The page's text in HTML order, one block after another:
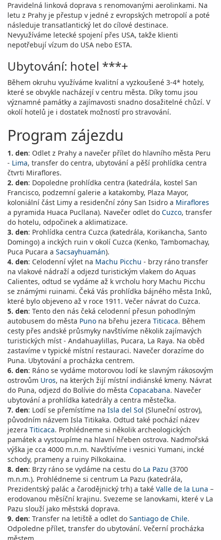
Pravidelná linková doprava s renomovanými aerolinkami. Na
letu z Prahy je přestup v jedné z evropských metropolí a poté
následuje transatlantický let do cílové destinace.
Nevyužíváme letecké spojení přes USA, takže klienti
nepotřebují vízum do USA nebo ESTA.
Ubytování: hotel ***+
Během okruhu využíváme kvalitní a vyzkoušené 3-4* hotely,
které se obvykle nacházejí v centru města. Díky tomu jsou
významné památky a zajímavosti snadno dosažitelné chůzí. V
okolí hotelů je i dostatek možností pro stravování.
Program zájezdu
1. den: Odlet z Prahy a navečer přílet do hlavního města Peru
- Lima, transfer do centra, ubytování a pěší prohlídka centra
čtvrti Miraflores.
2. den: Dopoledne prohlídka centra (katedrála, kostel San
Francisco, podzemní galerie a katakomby, Plaza Mayor,
koloniální část Limy a residenční zóny San Isidro a Miraflores
a pyramida Huaca Pucllana). Navečer odlet do Cuzco, transfer
do hotelu, odpočinek a aklimatizace.
3. den: Prohlídka centra Cuzca (katedrála, Korikancha, Santo
Domingo) a inckých ruin v okolí Cuzca (Kenko, Tambomachay,
Puca Pucara a Sacsayhuamán).
4. den: Celodenní výlet na Machu Picchu - brzy ráno transfer
na vlakové nádraží a odjezd turistickým vlakem do Aquas
Calientes, odtud se vydáme až k vrcholu hory Machu Picchu
se známými ruinami. Čeká Vás prohlídka bájného města Inků,
které bylo objeveno až v roce 1911. Večer návrat do Cuzca.
5. den: Tento den nás čeká celodenní přesun pohodlným
autobusem do města Puno na břehu jezera Titicaca. Během
cesty přes andské průsmyky navštívíme několik zajímavých
turistických míst - Andahuaylillas, Pucara, La Raya. Na oběd
zastavíme v typické místní restauraci. Navečer dorazíme do
Puna. Ubytování a procházka centrem.
6. den: Ráno se vydáme motorovou lodí ke slavným rákosovým
ostrovům Uros, na kterých žijí místní indiánské kmeny. Návrat
do Puna, odjezd do Bolívie do města Copacabana. Navečer
ubytování a prohlídka katedrály a centra městečka.
7. den: Lodí se přemístíme na Isla del Sol (Sluneční ostrov),
původním názvem Isla Titikaka. Odtud také pochází název
jezera Titicaca. Prohlédneme si několik archeologických
památek a vystoupíme na hlavní hřeben ostrova. Nadmořská
výška je cca 4000 m.n.m. Navštívíme i vesnici Yumani, incké
schody, prameny a ruiny Pilkokaina.
8. den: Brzy ráno se vydáme na cestu do La Pazu (3700
m.n.m.). Prohlédneme si centrum La Pazu (katedrála,
Prezidentský palác a čarodějnický trh) a také Valle de la Luna –
erodovanou měsíční krajinu. Svezeme se lanovkami, které v La
Pazu slouží jako městská doprava.
9. den: Transfer na letiště a odlet do Santiago de Chile.
Odpoledne přílet, transfer do ubytování. Večerní procházka